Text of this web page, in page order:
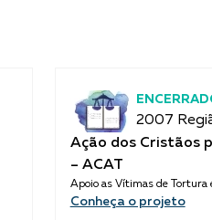
2007
Ação dos Cristãos
– ACAT
Apoio as Vítimas de Tortura
Conheça o projeto